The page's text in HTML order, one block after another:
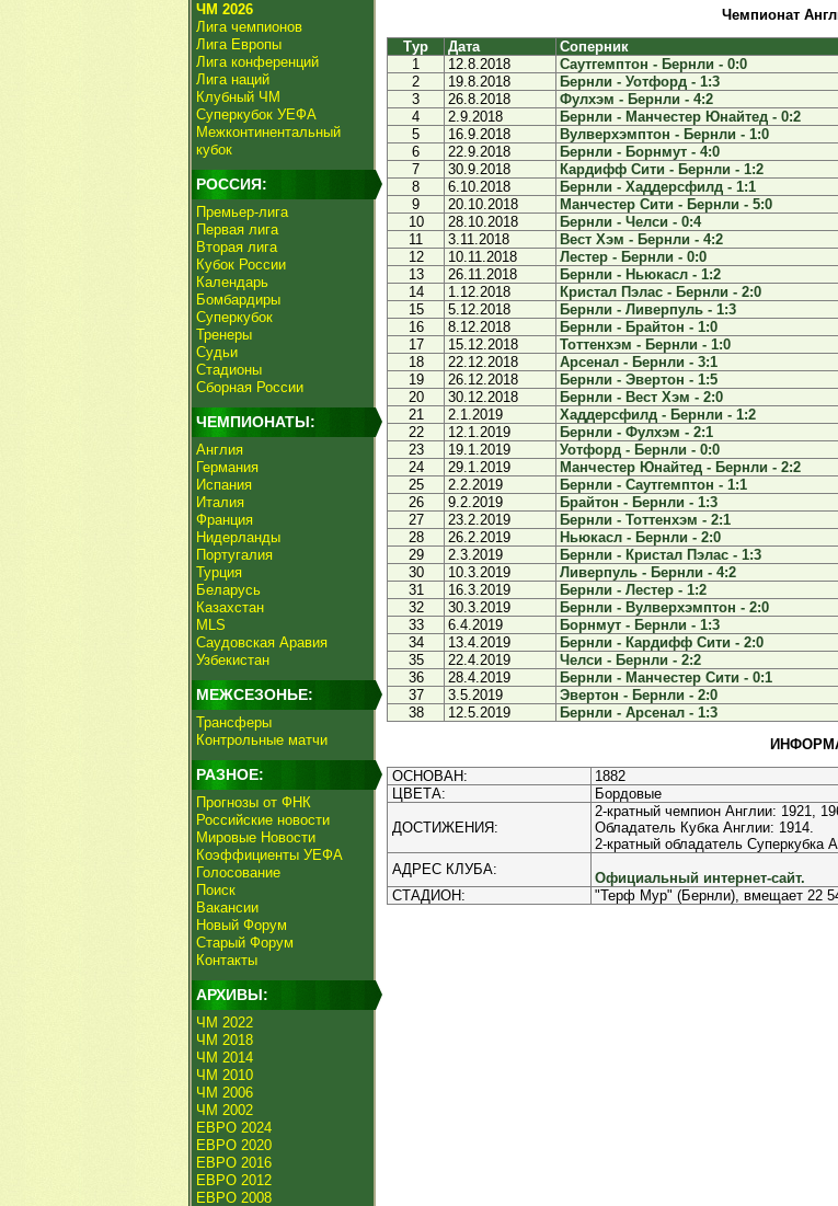
ЧМ 2026
Лига чемпионов
Лига Европы
Лига конференций
Лига наций
Клубный ЧМ
Суперкубок УЕФА
Межконтинентальный
кубок
РОССИЯ:
Премьер-лига
Первая лига
Вторая лига
Кубок России
Календарь
Бомбардиры
Суперкубок
Тренеры
Судьи
Стадионы
Сборная России
ЧЕМПИОНАТЫ:
Англия
Германия
Испания
Италия
Франция
Нидерланды
Португалия
Турция
Беларусь
Казахстан
MLS
Саудовская Аравия
Узбекистан
МЕЖСЕЗОНЬЕ:
Трансферы
Контрольные матчи
РАЗНОЕ:
Прогнозы от ФНК
Российские новости
Мировые Новости
Коэффициенты УЕФА
Голосование
Поиск
Вакансии
Новый Форум
Старый Форум
Контакты
АРХИВЫ:
ЧМ 2022
ЧМ 2018
ЧМ 2014
ЧМ 2010
ЧМ 2006
ЧМ 2002
ЕВРО 2024
ЕВРО 2020
ЕВРО 2016
ЕВРО 2012
ЕВРО 2008
Чемпионат
Тур
Дата Соперник
1
12.8.2018
Саутгемптон - Бернли - 0:0
2
19.8.2018 Бернли - Уотфорд - 1:3
3
26.8.2018 Фулхэм - Бернли - 4:2
4
2.9.2018
Бернли - Манчестер Юнайтед - 0:2
5
16.9.2018
Вулверхэмптон - Бернли - 1:0
6
22.9.2018 Бернли - Борнмут - 4:0
7
30.9.2018 Кардифф Сити - Бернли - 1:2
8
6.10.2018 Бернли - Хаддерсфилд - 1:1
9
20.10.2018
Манчестер Сити - Бернли - 5:0
10
28.10.2018
Бернли - Челси - 0:4
11
3.11.2018 Вест Хэм - Бернли - 4:2
12
10.11.2018
Лестер - Бернли - 0:0
13
26.11.2018 Бернли - Ньюкасл - 1:2
14
1.12.2018
Кристал Пэлас - Бернли - 2:0
15
5.12.2018 Бернли - Ливерпуль - 1:3
16
8.12.2018 Бернли - Брайтон - 1:0
17
15.12.2018
Тоттенхэм - Бернли - 1:0
18
22.12.2018 Арсенал - Бернли - 3:1
19
26.12.2018 Бернли - Эвертон - 1:5
20
30.12.2018 Бернли - Вест Хэм - 2:0
21
2.1.2019 Хаддерсфилд - Бернли - 1:2
22
12.1.2019 Бернли - Фулхэм - 2:1
23
19.1.2019
Уотфорд - Бернли - 0:0
24
29.1.2019 Манчестер Юнайтед - Бернли - 2:2
25
2.2.2019 Бернли - Саутгемптон - 1:1
26
9.2.2019 Брайтон - Бернли - 1:3
27
23.2.2019 Бернли - Тоттенхэм - 2:1
28
26.2.2019
Ньюкасл - Бернли - 2:0
29
2.3.2019 Бернли - Кристал Пэлас - 1:3
30
10.3.2019 Ливерпуль - Бернли - 4:2
31
16.3.2019 Бернли - Лестер - 1:2
32
30.3.2019 Бернли - Вулверхэмптон - 2:0
33
6.4.2019 Борнмут - Бернли - 1:3
34
13.4.2019 Бернли - Кардифф Сити - 2:0
35
22.4.2019 Челси - Бернли - 2:2
36
28.4.2019
Бернли - Манчестер Сити - 0:1
37
3.5.2019
Эвертон - Бернли - 2:0
38
12.5.2019 Бернли - Арсенал - 1:3
ОСНОВАН:
1882
ЦВЕТА:
Бордовые
ДОСТИЖЕНИЯ:
2-кратный чемпион Англии: 1921,
Обладатель Кубка Англии: 1914.
2-кратный обладатель Суперкубка
АДРЕС КЛУБА:
Официальный интернет-сайт.
СТАДИОН:
"Терф Мур" (Бернли), вмещает 22